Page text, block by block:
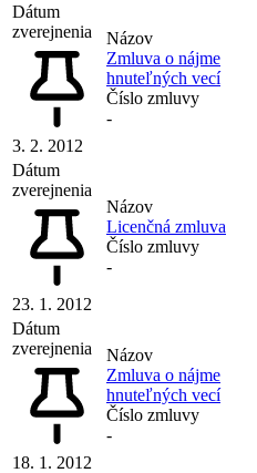
Dátum
zverejnenia
3. 2. 2012
Názov
Zmluva o nájme
hnuteľných vecí
Číslo zmluvy
-
Dátum
zverejnenia
23. 1. 2012
Názov
Licenčná zmluva
Číslo zmluvy
-
Dátum
zverejnenia
18. 1. 2012
Názov
Zmluva o nájme
hnuteľných vecí
Číslo zmluvy
-